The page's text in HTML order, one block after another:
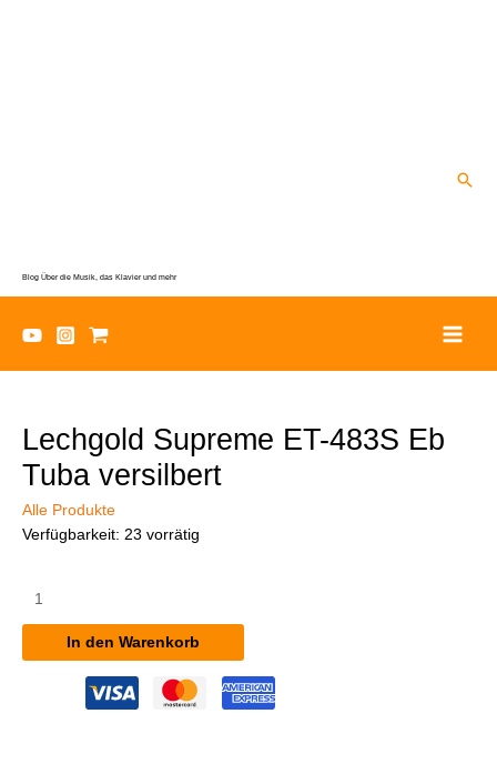
Blog Über die Musik, das Klavier und mehr
Lechgold Supreme ET-483S Eb
Tuba versilbert
Alle Produkte
Verfügbarkeit: 23 vorrätig
Supreme
483S
In den Warenkorb